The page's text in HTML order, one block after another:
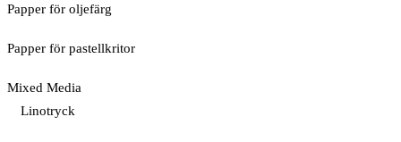
Papper för oljefärg
Papper för pastellkritor
Mixed Media
Linotryck